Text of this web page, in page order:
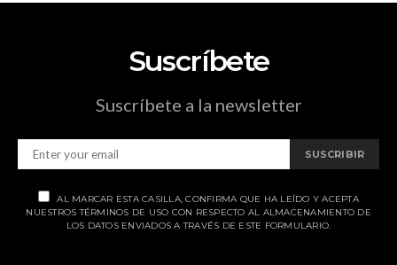
Suscríbete
Suscríbete a la newsletter
SUSCRIBIR
AL MARCAR ESTA CASILLA, CONFIRMA QUE HA LEÍDO Y ACEPTA
NUESTROS TÉRMINOS DE USO CON RESPECTO AL ALMACENAMIENTO DE
LOS DATOS ENVIADOS A TRAVÉS DE ESTE FORMULARIO.